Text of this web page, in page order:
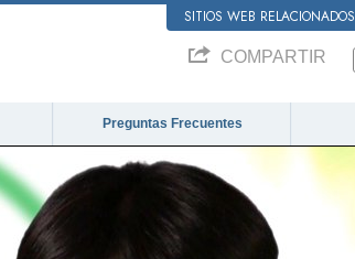
SITIOS WEB RELACIONADOS
COMPARTIR
Preguntas Frecuentes